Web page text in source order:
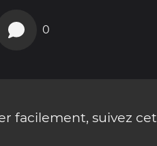
0
facilement, suivez cet